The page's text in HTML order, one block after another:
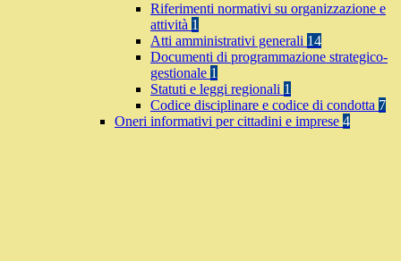
Riferimenti normativi su organizzazione e
attività 1
Atti amministrativi generali 14
Documenti di programmazione strategico-
gestionale 1
Statuti e leggi regionali 1
Codice disciplinare e codice di condotta 7
Oneri informativi per cittadini e imprese 4